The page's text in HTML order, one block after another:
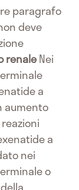
paragrafo
deve
renaleNei
a
aumento
a
nei
o